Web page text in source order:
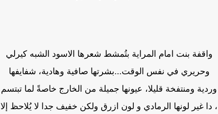
بنت امام المراية بتُمشط شعرها الاسود الشبه كيرلي
وحريري في نفس الوقت...بشرتها صافية وهادية، شفايفها
ومنتفخة قليلا، عيونها جميلة من الخارج خاصةً لما تبتسم
غير لونها الرمادي و لون ازرق ولكن خفيف جدا لا يُلاحظ إلا